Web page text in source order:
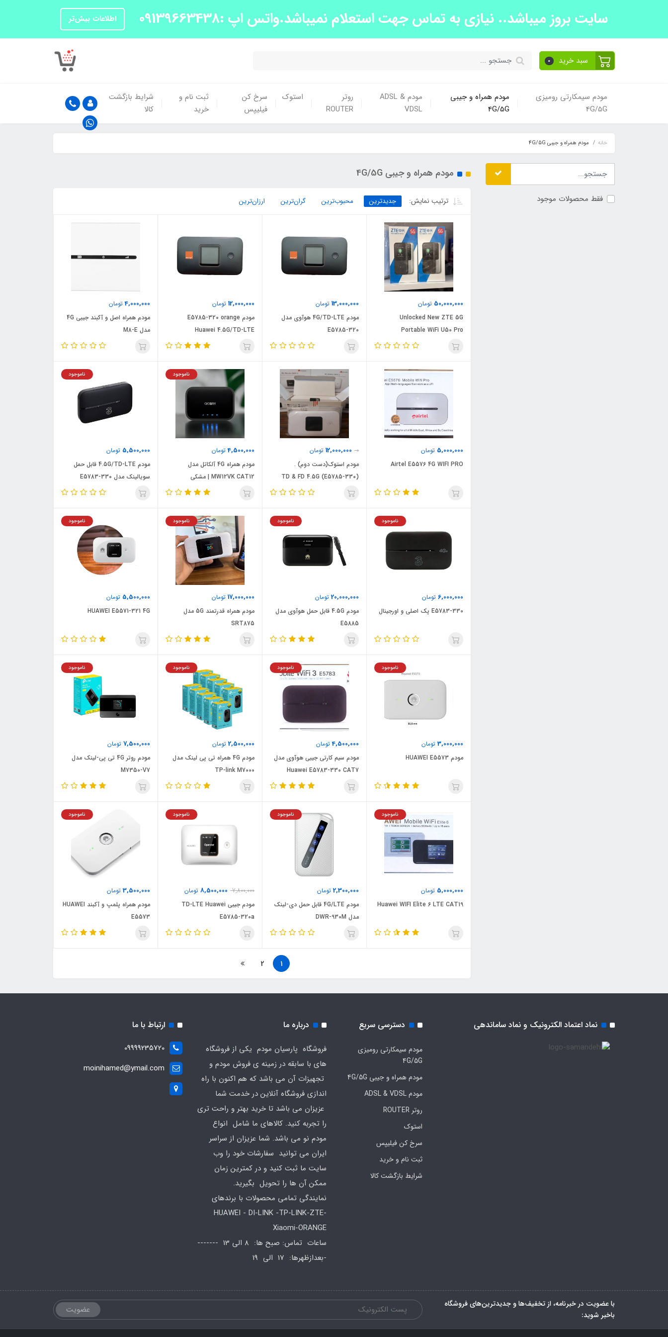
سایت بروز میباشد.. نیازی به تماس جهت استعلام نمیباشد.واتس اپ :09139663438 اطلاعات بیش‌تر
سبد خرید 0
مودم سیمکارتی رومیزی
4G/5G
مودم همراه و جیبی
4G/5G
مودم ADSL &
VDSL
روتر
ROUTER
استوک
سرخ کن
فیلیپس
ثبت نام و
خرید
شرایط بازگشت
کالا
خانه مودم همراه و جیبی 4G/5G
فقط محصولات موجود
مودم همراه و جیبی 4G/5G
ترتیب نمایش: جدیدترین محبوب‌ترین گران‌ترین ارزان‌ترین
50,000,000 تومان
Unlocked New ZTE 5G
Portable WiFi U50 Pro
13,000,000 تومان
مودم 4G/TD-LTE هوآوی مدل
E5785-320
12,000,000 تومان
مودم E5785-320 orange
Huawei 4.5G/TD-LTE
4,000,000تومان
مودم همراه اصل و آکبند جیبی 4G
مدل M8-E
5,000,000 تومان
Airtel E5576 4G WIFI PRO
0
12,000,000 تومان
مودم استوک(دست دوم) .
(E5785-330) TD & FD 4.5G
4,500,000تومان
ناموجود
مودم همراه 4G آلکاتل مدل
MW12VK CAT12 | مشکی
5,500,000 تومان
ناموجود
مودم 4.5G/TD-LTE قابل حمل
سویالینک مدل E5783-330
6,000,000 تومان
ناموجود
E5783-330 پک اصلی و اورجینال
20,000,000 تومان
ناموجود
مودم 4.5G قابل حمل هوآوی مدل
E5885
17,000,000 تومان
ناموجود
مودم همراه قدرتمند 5G مدل
SRT875
5,500,000 تومان
ناموجود
HUAWEI E5571-321 4G
3,000,000 تومان
ناموجود
مودم HUAWEI E5573
4,500,000تومان
ناموجود
مودم سیم کارتی جیبی هوآوی مدل
Huawei E5783-330 CAT7
2,500,000 تومان
ناموجود
مودم 4G همراه تی پی لینک مدل
TP-link M7000
7,500,000 تومان
ناموجود
مودم روتر 4G تی پی-لینک مدل
M7350-V7
5,000,000 تومان
ناموجود
Huawei WIFI Elite 6 LTE CAT19
2,300,000 تومان
ناموجود
مودم 4G/LTE قابل حمل دی-لینک
مدل DWR-930M
7,800,000
8,500,000 تومان
ناموجود
مودم جیبی TD-LTE Huawei
E5785-320a
3,500,000 تومان
ناموجود
مودم همراه پلمپ و آکبند HUAWEI
E5573
1
2
نماد اعتماد الکترونیک و نماد ساماندهی دسترسی سریع
مودم سیمکارتی رومیزی
4G/5G
مودم همراه و جیبی 4G/5G
مودم ADSL & VDSL
روتر ROUTER
استوک
سرخ کن فیلیپس
ثبت نام و خرید
شرایط بازگشت کالا
درباره ما
فروشگاه پارسیان مودم یکی از فروشگاه
های با سابقه در زمینه ی فروش مودم و
تجهیزات آن می باشد که هم اکنون با راه
اندازی فروشگاه آنلاین در خدمت شما
عزیزان می باشد تا خرید بهتر و راحت تری
را تجربه کنید. کالاهای ما شامل انواع
مودم نو می باشد. شما عزیزان از سراسر
ایران می توانید سفارشات خود را وب
سایت ما ثبت کنید و در کمترین زمان
ممکن آن ها را تحویل بگیرید.
نمایندگی تمامی محصولات با برندهای
HUAWEI - DI-LINK -TP-LINK-ZTE-
Xiaomi-ORANGE
ساعات تماس: صبح ها: 8 الی 13 -------
-بعدازظهرها: 17 الی 19
ارتباط با ما
09999235720
moinihamed@ymail.com
با عضویت در خبرنامه، از تخفیف‌ها و جدیدترین‌های فروشگاه
باخبر شوید:
عضویت